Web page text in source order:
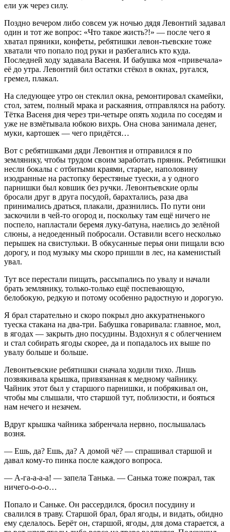
ели уж через силу.
Поздно вечером либо совсем уж ночью дядя Левонтий задавал
один и тот же вопрос: «Что такое жисть?!» — после чего я
хватал пряники, конфеты, ребятишки левон-тьевские тоже
хватали что попало под руки и разбегались кто куда.
Последней ходу задавала Васеня. И бабушка моя «привечала»
её до утра. Левонтий бил остатки стёкол в окнах, ругался,
гремел, плакал.
На следующее утро он стеклил окна, ремонтировал скамейки,
стол, затем, полный мрака и раскаяния, отправлялся на работу.
Тётка Васеня дня через три-четыре опять ходила по соседям и
уже не взмётывала юбкою вихрь. Она снова занимала денег,
муки, картошек — чего придётся…
Вот с ребятишками дяди Левонтия и отправился я по
землянику, чтобы трудом своим заработать пряник. Ребятишки
несли бокалы с отбитыми краями, старые, наполовину
изодранные на растопку берестяные туески, а у одного
парнишки был ковшик без ручки. Левонтьевские орлы
бросали друг в друга посудой, барахтались, раза два
принимались драться, плакали, дразнились. По пути они
заскочили в чей-то огород и, поскольку там ещё ничего не
поспело, напластали беремя луку-батуна, наелись до зелёной
слюны, а недоеденный побросали. Оставили всего несколько
перышек на свистульки. В обкусанные перья они пищали всю
дорогу, и под музыку мы скоро пришли в лес, на каменистый
увал.
Тут все перестали пищать, рассыпались по увалу и начали
брать землянику, только-только ещё поспевающую,
белобокую, редкую и потому особенно радостную и дорогую.
Я брал старательно и скоро покрыл дно аккуратненького
туеска стакана на два-три. Бабушка говаривала: главное, мол,
в ягодах — закрыть дно посудины. Вздохнул я с облегчением
и стал собирать ягоды скорее, да и попадалось их выше по
увалу больше и больше.
Левонтьевские ребятишки сначала ходили тихо. Лишь
позвякивала крышка, привязанная к медному чайнику.
Чайник этот был у старшого парнишки, и побрякивал он,
чтобы мы слышали, что старшой тут, поблизости, и бояться
нам нечего и незачем.
Вдруг крышка чайника забренчала нервно, послышалась
возня.
— Ешь, да? Ешь, да? А домой чё? — спрашивал старшой и
давал кому-то пинка после каждого вопроса.
— А-га-а-а-а! — запела Танька. — Санька тоже пожрал, так
ничего-о-о-о…
Попало и Саньке. Он рассердился, бросил посудину и
свалился в траву. Старшой брал, брал ягоды, и видать, обидно
ему сделалось. Берёт он, старшой, ягоды, для дома старается, а